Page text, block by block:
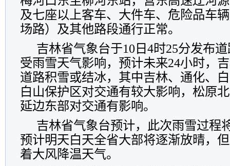
及七座以上客车、大件车、危险品车
场路）及其他路段通行正常。
吉林省气象台于10 日4时25分发布
受雨雪天气影响，预计未来24小时，
道路积雪或结冰，其中吉林、通化、
白山保护区对交通有较大影响，松原
延边东部对交通有影响。
吉林省气象台预计，此次雨雪过程
预计明天白天全省大部将逐渐放晴，
着大风降温天气。